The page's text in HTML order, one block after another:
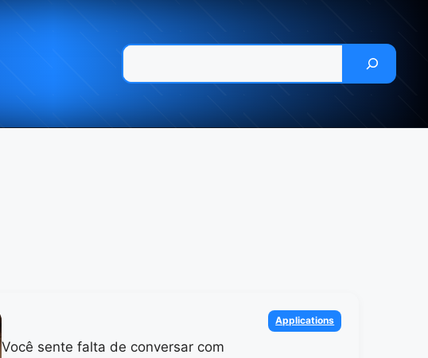
Você sente falta de conversar com
Categories
Applications